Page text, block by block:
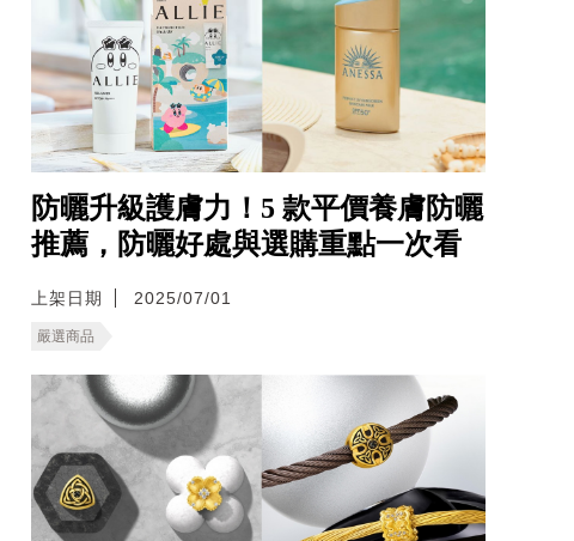
防曬升級護膚力！5 款平價養膚防曬
推薦，防曬好處與選購重點一次看
上架日期 2025/07/01
嚴選商品